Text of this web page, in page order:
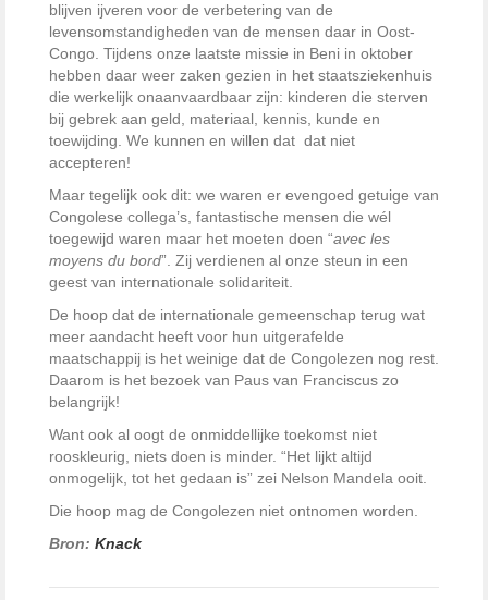
blijven ijveren voor de verbetering van de
levensomstandigheden van de mensen daar in Oost-
Congo. Tijdens onze laatste missie in Beni in oktober
hebben daar weer zaken gezien in het staatsziekenhuis
die werkelijk onaanvaardbaar zijn: kinderen die sterven
bij gebrek aan geld, materiaal, kennis, kunde en
toewijding. We kunnen en willen dat dat niet
accepteren!
Maar tegelijk ook dit: we waren er evengoed getuige van
Congolese collega’s, fantastische mensen die wél
toegewijd waren maar het moeten doen “avec les
moyens du bord”. Zij verdienen al onze steun in een
geest van internationale solidariteit.
De hoop dat de internationale gemeenschap terug wat
meer aandacht heeft voor hun uitgerafelde
maatschappij is het weinige dat de Congolezen nog rest.
Daarom is het bezoek van Paus van Franciscus zo
belangrijk!
Want ook al oogt de onmiddellijke toekomst niet
rooskleurig, niets doen is minder. “Het lijkt altijd
onmogelijk, tot het gedaan is” zei Nelson Mandela ooit.
Die hoop mag de Congolezen niet ontnomen worden.
Bron: Knack